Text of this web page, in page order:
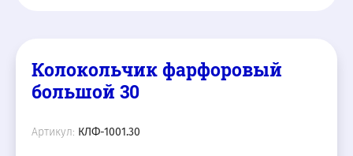
Колокольчик фарфоровый
большой 30
Артикул: КЛФ-1001.30